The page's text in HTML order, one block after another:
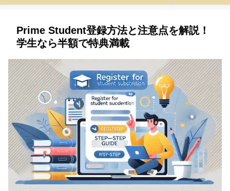
Prime Student登録方法と注意点を解説！
学生なら半額で特典満載